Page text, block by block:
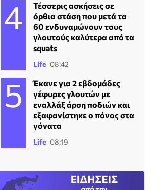
Τέσσερις ασκήσεις σε
όρθια στάση που μετά τα
60 ενδυναμώνουν τους
γλουτούς καλύτερα από τα
squats
Life 08:42
Έκανε για 2 εβδομάδες
γέφυρες γλουτών με
εναλλάξ άρση ποδιών και
εξαφανίστηκε ο πόνος στα
γόνατα
Life 08:19